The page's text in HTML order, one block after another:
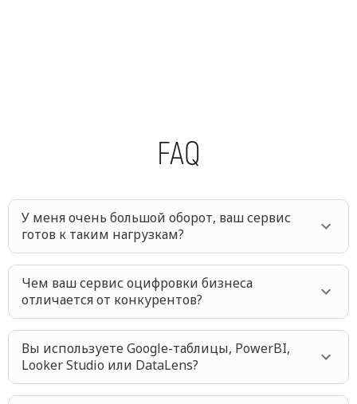
FAQ
У меня очень большой оборот, ваш сервис
готов к таким нагрузкам?
Чем ваш сервис оцифровки бизнеса
отличается от конкурентов?
Вы используете Google-таблицы, PowerBI,
Looker Studio или DataLens?